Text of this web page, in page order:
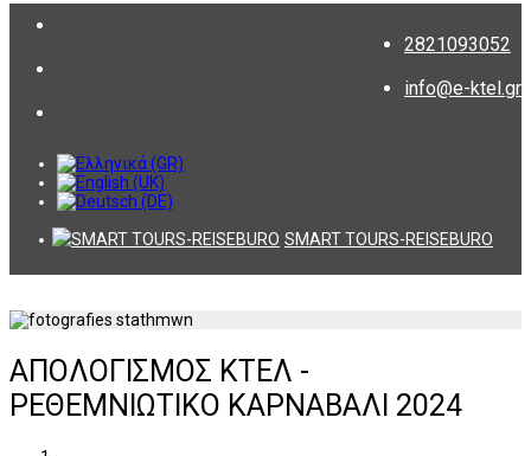
2821093052
info@e-ktel.gr
SMART TOURS-REISEBURO
ΑΠΟΛΟΓΙΣΜΟΣ ΚΤΕΛ -
ΡΕΘΕΜΝΙΩΤΙΚΟ ΚΑΡΝΑΒΑΛΙ 2024